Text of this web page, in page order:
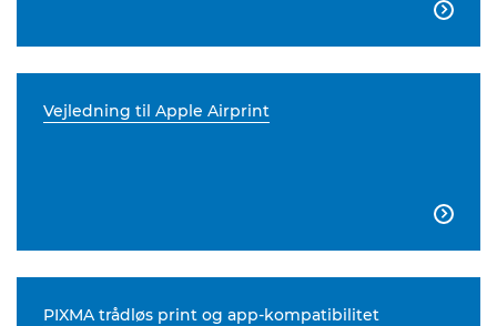

Vejledning til Apple Airprint

PIXMA trådløs print og app-kompatibilitet